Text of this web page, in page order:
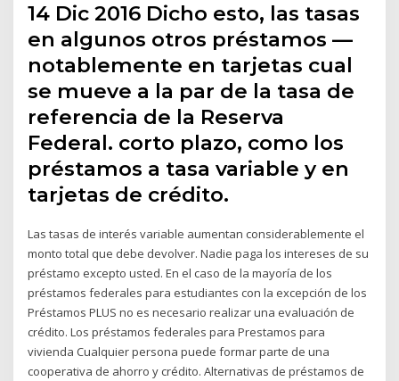
14 Dic 2016 Dicho esto, las tasas
en algunos otros préstamos —
notablemente en tarjetas cual
se mueve a la par de la tasa de
referencia de la Reserva
Federal. corto plazo, como los
préstamos a tasa variable y en
tarjetas de crédito.
Las tasas de interés variable aumentan considerablemente el
monto total que debe devolver. Nadie paga los intereses de su
préstamo excepto usted. En el caso de la mayoría de los
préstamos federales para estudiantes con la excepción de los
Préstamos PLUS no es necesario realizar una evaluación de
crédito. Los préstamos federales para Prestamos para
vivienda Cualquier persona puede formar parte de una
cooperativa de ahorro y crédito. Alternativas de préstamos de